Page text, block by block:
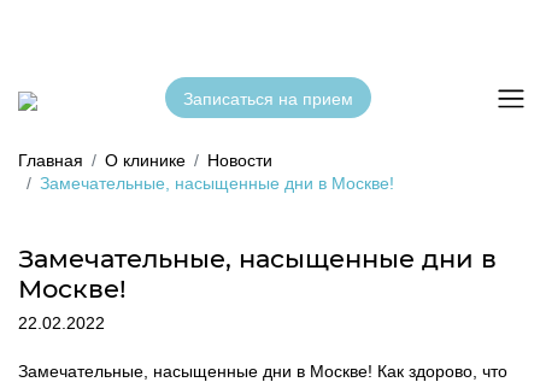
Записаться на прием
Главная О клинике
Новости
Замечательные, насыщенные дни в Москве!
Замечательные, насыщенные дни в
Москве!
22.02.2022
Замечательные, насыщенные дни в Москве! Как здорово, что